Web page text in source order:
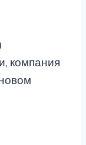
компания